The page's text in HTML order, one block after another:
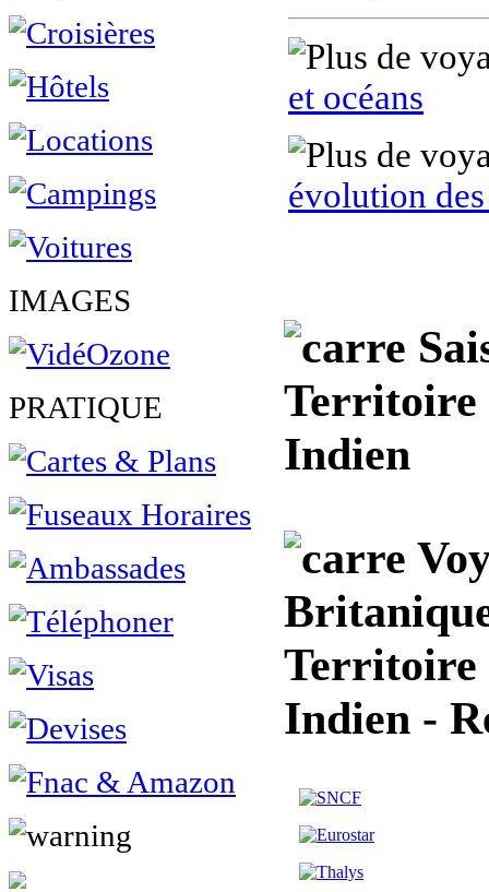
IMAGES
PRATIQUE
et océans
évolution des
Territoire
Indien
Territoire
Indien -